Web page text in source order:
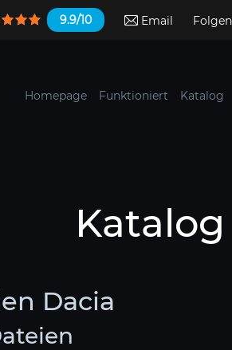
9.9/10 Email
Homepage Funktioniert Katalog
Katalog
Dacia